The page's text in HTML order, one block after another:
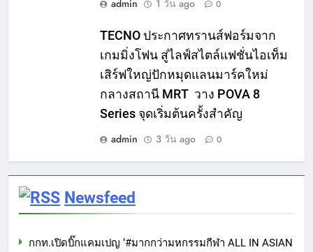
admin 1 วัน ago 0
TECNO ประกาศทรานส์ฟอร์มจาก
เกมมิ่งโฟน สู่ไลฟ์สไตล์แฟชั่นไอเท็ม
เสิร์ฟใหญ่ปักหมุดแลนมาร์คใหม่
กลางสถานี MRT วาง POVA 8
Series จุดเริ่มต้นครั้งสำคัญ
admin
3 วัน ago 0
Newsfeed
กกท.เปิดบิ๊กแคมเปญ ‘#มากกว่ามหกรรมกีฬา ALL IN ASIAN